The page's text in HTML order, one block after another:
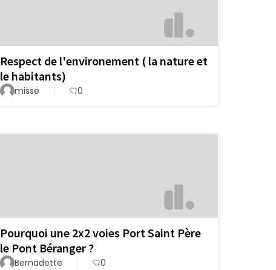
Respect de l'environement ( la nature et
le habitants)
misse 0
Pourquoi une 2x2 voies Port Saint Père
le Pont Béranger ?
Bernadette 0